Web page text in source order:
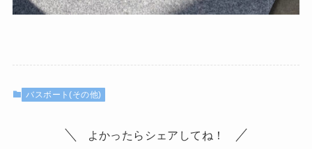
バスボート(その他)
よかったらシェアしてね！